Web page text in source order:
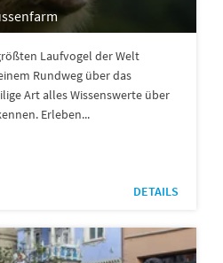
Laufvogel der Welt
Rundweg über das
Art alles Wissenswerte über
Erleben...
DETAILS